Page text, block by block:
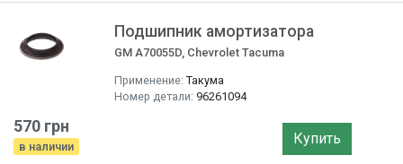
Подшипник амортизатора
GM A70055D, Chevrolet Tacuma
Применение: Такума
Номер детали: 96261094
570 грн
в наличии Купить